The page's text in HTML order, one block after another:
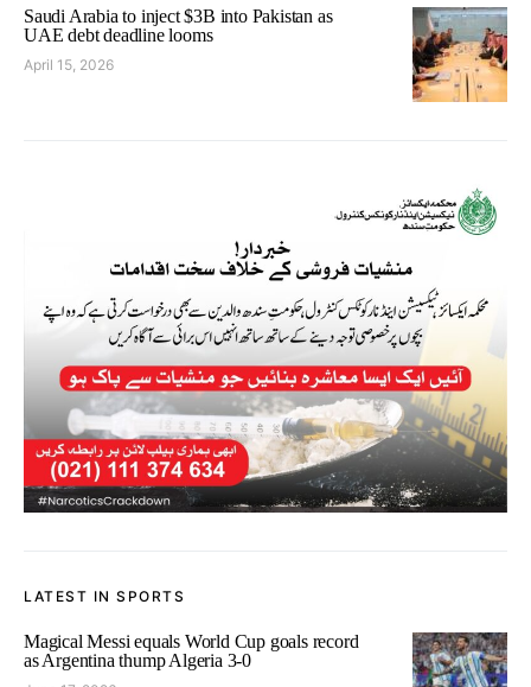
Saudi Arabia to inject $3B into Pakistan as
UAE debt deadline looms
April 15, 2026
LATEST IN SPORTS
Magical Messi equals World Cup goals record
as Argentina thump Algeria 3-0